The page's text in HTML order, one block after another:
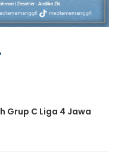
Grup C Liga 4 Jawa